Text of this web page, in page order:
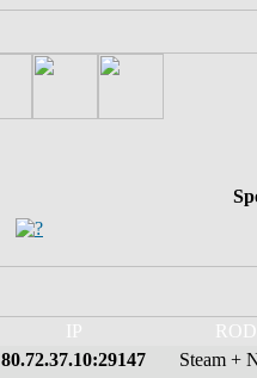
IP
80.72.37.10:29147
Steam +